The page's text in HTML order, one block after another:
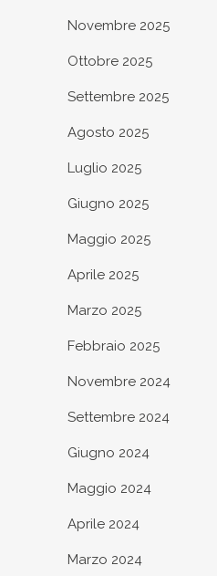
Novembre 2025
Ottobre 2025
Settembre 2025
Agosto 2025
Luglio 2025
Giugno 2025
Maggio 2025
Aprile 2025
Marzo 2025
Febbraio 2025
Novembre 2024
Settembre 2024
Giugno 2024
Maggio 2024
Aprile 2024
Marzo 2024